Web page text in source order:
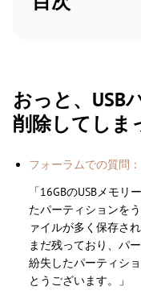
おっと、USB
削除してしま
フォーラムでの質問：
「16GBのUSBメモ
たパーティションを
ァイルが多く保存さ
まだ残っており、パ
紛失したパーティシ
とうございます。」